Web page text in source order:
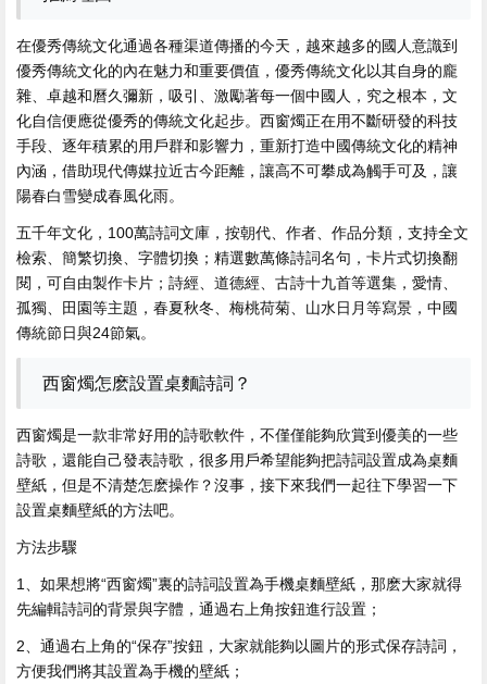
在優秀傳統文化通過各種渠道傳播的今天，越來越多的國人意識到
優秀傳統文化的內在魅力和重要價值，優秀傳統文化以其自身的龐
雜、卓越和曆久彌新，吸引、激勵著每一個中國人，究之根本，文
化自信便應從優秀的傳統文化起步。西窗燭正在用不斷研發的科技
手段、逐年積累的用戶群和影響力，重新打造中國傳統文化的精神
內涵，借助現代傳媒拉近古今距離，讓高不可攀成為觸手可及，讓
陽春白雪變成春風化雨。
五千年文化，100萬詩詞文庫，按朝代、作者、作品分類，支持全文
檢索、簡繁切換、字體切換；精選數萬條詩詞名句，卡片式切換翻
閱，可自由製作卡片；詩經、道德經、古詩十九首等選集，愛情、
孤獨、田園等主題，春夏秋冬、梅桃荷菊、山水日月等寫景，中國
傳統節日與24節氣。
西窗燭怎麽設置桌麵詩詞？
西窗燭是一款非常好用的詩歌軟件，不僅僅能夠欣賞到優美的一些
詩歌，還能自己發表詩歌，很多用戶希望能夠把詩詞設置成為桌麵
壁紙，但是不清楚怎麽操作？沒事，接下來我們一起往下學習一下
設置桌麵壁紙的方法吧。
方法步驟
1、如果想將“西窗燭”裏的詩詞設置為手機桌麵壁紙，那麽大家就得
先編輯詩詞的背景與字體，通過右上角按鈕進行設置；
2、通過右上角的“保存”按鈕，大家就能夠以圖片的形式保存詩詞，
方便我們將其設置為手機的壁紙；